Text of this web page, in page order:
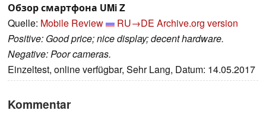
Обзор смартфона UMi Z
Quelle: Mobile Review RU→DE Archive.org version
Positive: Good price; nice display; decent hardware.
Negative: Poor cameras.
Einzeltest, online verfügbar, Sehr Lang, Datum: 14.05.2017
Kommentar